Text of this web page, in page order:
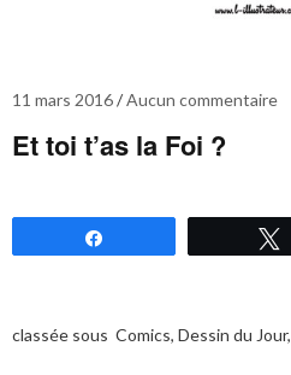
11 mars 2016 Aucun commentaire
Et toi t’as la Foi ?
classée sous Comics, Dessin du Jour,